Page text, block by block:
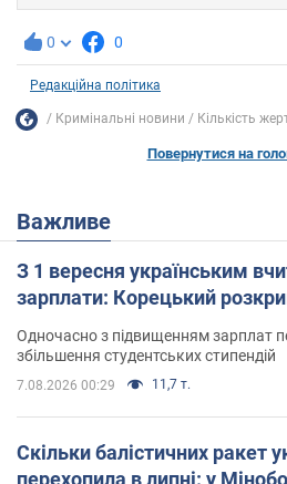
0 0
Редакційна політика
Кримінальні новини Кількість
Повернутися на
Важливе
З 1 вересня українським
зарплати: Корецький
Одночасно з підвищенням зарплат
збільшення студентських стипендій
7.08.2026 00:29 11,7 т.
Скільки балістичних ракет
перехопила в липні: у